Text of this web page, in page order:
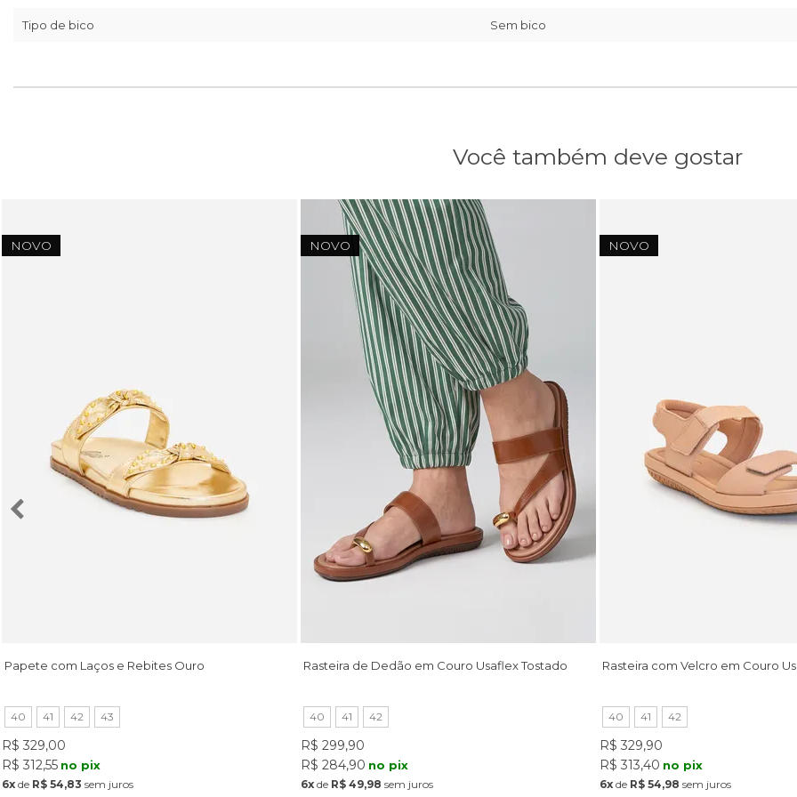
Tipo de bico Sem bico
Você também deve gostar
NOVO
Papete com Laços e Rebites Ouro
40 41 42 43
R$ 329,00
R$ 312,55 no pix
6x de R$ 54,83 sem juros
NOVO
Rasteira de Dedão em Couro Usaflex Tostado
40 41 42
R$ 299,90
R$ 284,90 no pix
6x de R$ 49,98 sem juros
NOVO
Rasteira com Velcro em Couro
40 41 42
R$ 329,90
R$ 313,40 no pix
6x de R$ 54,98 sem juros